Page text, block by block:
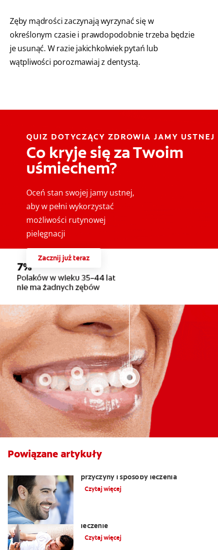
Zęby mądrości zaczynają wyrzynać się w
określonym czasie i prawdopodobnie trzeba będzie
je usunąć. W razie jakichkolwiek pytań lub
wątpliwości porozmawiaj z dentystą.
QUIZ DOTYCZĄCY ZDROWIA JAMY USTNEJ
Co kryje się za Twoim
uśmiechem?
Oceń stan swojej jamy ustnej,
aby w pełni wykorzystać
możliwości rutynowej
pielęgnacji
Zacznij już teraz
Powiązane artykuły
przyczyny i sposoby leczenia
Czytaj więcej
leczenie
Czytaj więcej